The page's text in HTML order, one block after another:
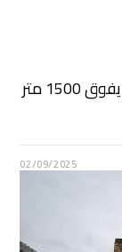
في قلب بلدة إهدن الشماليّة، وعلى ارتفاع يفوق 1500 متر
02/09/2025